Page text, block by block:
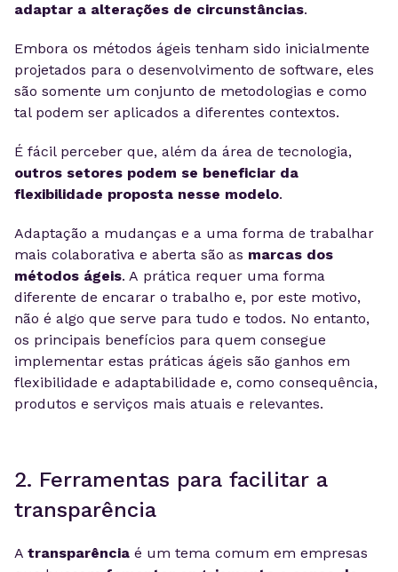
adaptar a alterações de circunstâncias.
Embora os métodos ágeis tenham sido inicialmente
projetados para o desenvolvimento de software, eles
são somente um conjunto de metodologias e como
tal podem ser aplicados a diferentes contextos.
É fácil perceber que, além da área de tecnologia,
outros setores podem se beneficiar da
flexibilidade proposta nesse modelo.
Adaptação a mudanças e a uma forma de trabalhar
mais colaborativa e aberta são as marcas dos
métodos ágeis. A prática requer uma forma
diferente de encarar o trabalho e, por este motivo,
não é algo que serve para tudo e todos. No entanto,
os principais benefícios para quem consegue
implementar estas práticas ágeis são ganhos em
flexibilidade e adaptabilidade e, como consequência,
produtos e serviços mais atuais e relevantes.
2. Ferramentas para facilitar a
transparência
A transparência é um tema comum em empresas